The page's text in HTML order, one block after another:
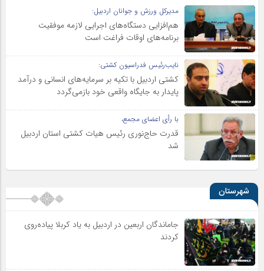
مدیرکل ورزش و جوانان اردبیل:
هم‌افزایی دستگاه‌های اجرایی لازمه موفقیت
برنامه‌های اوقات فراغت است
نایب‌رئیس فدراسیون کشتی:
کشتی اردبیل با تکیه بر سرمایه‌های انسانی و درآمد
پایدار به جایگاه واقعی خود بازمی‌گردد
با رأی اعضای مجمع،
قدرت حاج‌نوری رئیس هیات کشتی استان اردبیل
شد
شهرستان
جاماندگان اربعین در اردبیل به یاد کربلا پیاده‌روی
کردند